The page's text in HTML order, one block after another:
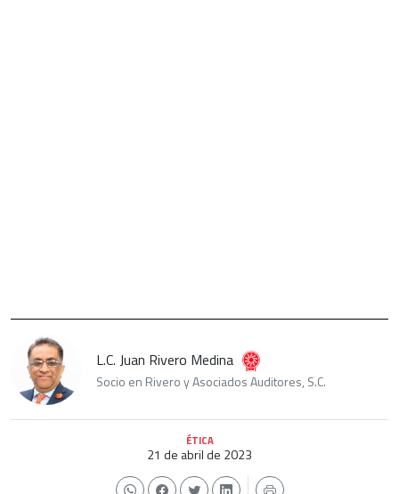
L.C. Juan Rivero Medina
Socio en Rivero y Asociados Auditores, S.C.
ÉTICA
21 de abril de 2023